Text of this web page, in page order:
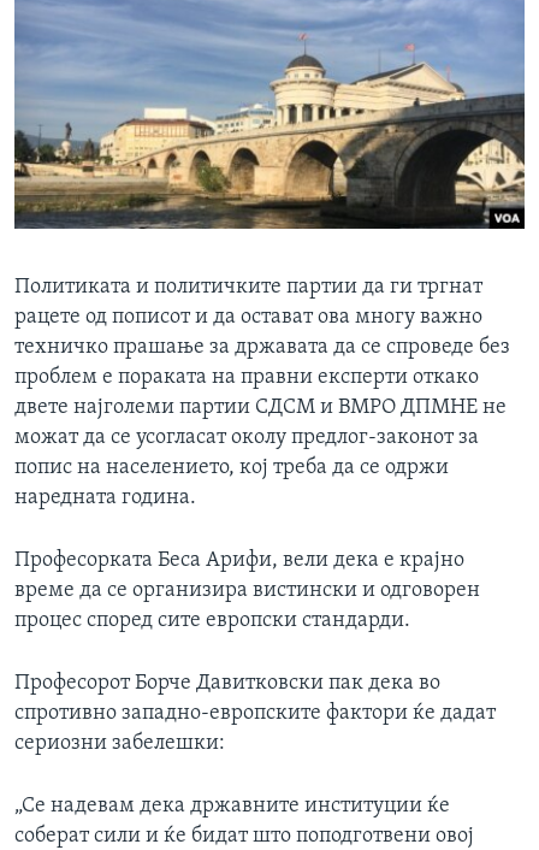
Политиката и политичките партии да ги тргнат
рацете од пописот и да остават ова многу важно
техничко прашање за државата да се спроведе без
проблем е пораката на правни експерти откако
двете најголеми партии СДСМ и ВМРО ДПМНЕ не
можат да се усогласат околу предлог-законот за
попис на населението, кој треба да се одржи
наредната година.
Професорката Беса Арифи, вели дека е крајно
време да се организира вистински и одговорен
процес според сите европски стандарди.
Професорот Борче Давитковски пак дека во
спротивно западно-европските фактори ќе дадат
сериозни забелешки:
„Се надевам дека државните институции ќе
соберат сили и ќе бидат што поподготвени овој